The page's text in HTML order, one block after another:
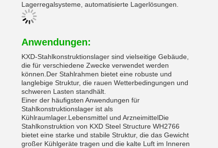
Lagerregalsysteme, automatisierte Lagerlösungen.
Anwendungen:
KXD-Stahlkonstruktionslager sind vielseitige Gebäude,
die für verschiedene Zwecke verwendet werden
können.Der Stahlrahmen bietet eine robuste und
langlebige Struktur, die rauen Wetterbedingungen und
schweren Lasten standhält.
Einer der häufigsten Anwendungen für
Stahlkonstruktionslager ist als
Kühlraumlager.Lebensmittel und ArzneimittelDie
Stahlkonstruktion von KXD Steel Structure WH2766
bietet eine starke und stabile Struktur, die das Gewicht
großer Kühlgeräte tragen und die kalte Luft im Inneren